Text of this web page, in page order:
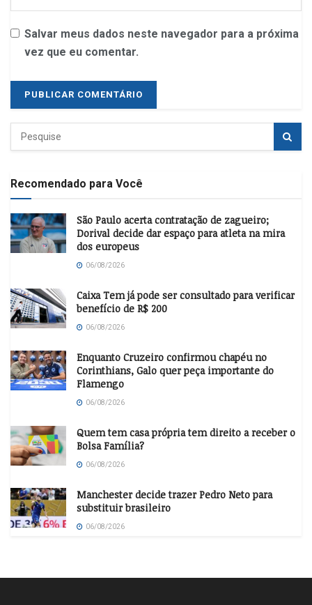
Salvar meus dados neste navegador para a próxima
vez que eu comentar.
Recomendado para Você
São Paulo acerta contratação de zagueiro;
Dorival decide dar espaço para atleta na mira
dos europeus
06/08/2026
Caixa Tem já pode ser consultado para verificar
benefício de R$ 200
06/08/2026
Enquanto Cruzeiro confirmou chapéu no
Corinthians, Galo quer peça importante do
Flamengo
06/08/2026
Quem tem casa própria tem direito a receber o
Bolsa Família?
06/08/2026
Manchester decide trazer Pedro Neto para
substituir brasileiro
06/08/2026